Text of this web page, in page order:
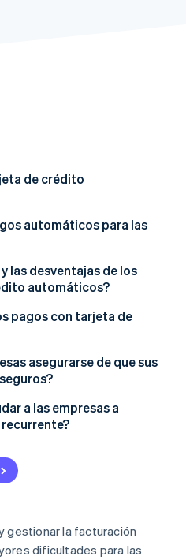
línea
de crédito
automáticos para las
las desventajas de los
automáticos?
pagos con tarjeta de
de afiliación
multimedia y noticias
en línea
asegurarse de que sus
de PCI DSS
de servicios de pago de
y reembolso
a las empresas a
de ingresos
gestionar la facturación
dificultades para las